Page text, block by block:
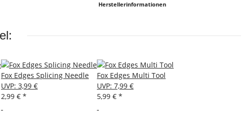
Herstellerinformationen
Fox Edges Splicing Needle
UVP: 3,99 €
2,99 € *
Fox Edges Multi Tool
UVP: 7,99 €
5,99 € *